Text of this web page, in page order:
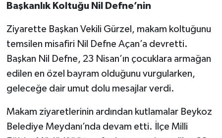
Başkanlık Koltuğu Nil Defne’nin
Ziyarette Başkan Vekili Gürzel, makam koltuğunu
temsilen misafiri Nil Defne Açan’a devretti.
Başkan Nil Defne, 23 Nisan’ın çocuklara armağan
edilen en özel bayram olduğunu vurgularken,
geleceğe dair umut dolu mesajlar verdi.
Makam ziyaretlerinin ardından kutlamalar Beykoz
Belediye Meydanı’nda devam etti. İlçe Milli